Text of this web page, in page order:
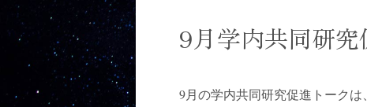
9月学内共同研究
9月の学内共同研究促進トーク